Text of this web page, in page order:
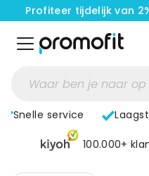
Profiteer tijdelijk van
Snelle service
100.000+